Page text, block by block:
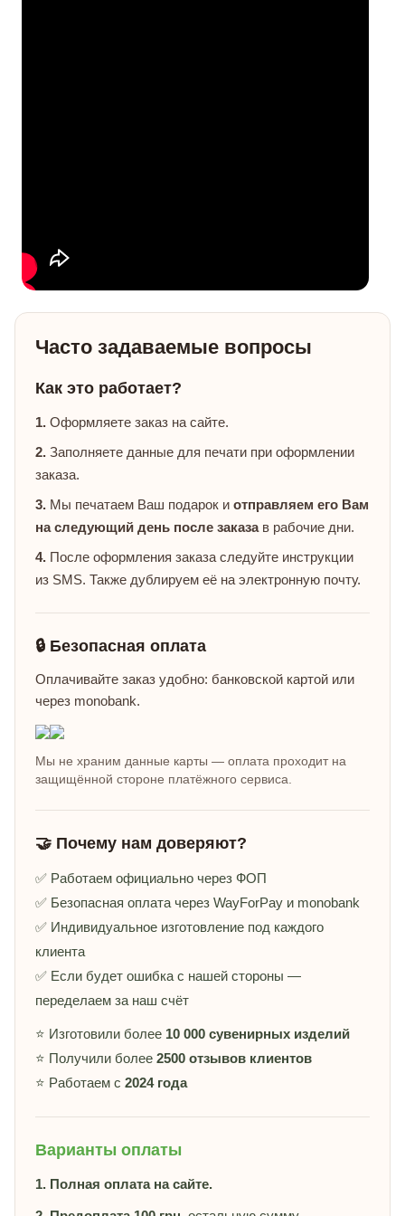
Часто задаваемые вопросы
Как это работает?
1. Оформляете заказ на сайте.
2. Заполняете данные для печати при оформлении
заказа.
3. Мы печатаем Ваш подарок и отправляем его Вам
на следующий день после заказав рабочие дни.
4. После оформления заказа следуйте инструкции
из SMS. Также дублируем её на электронную почту.
🔒 Безопасная оплата
Оплачивайте заказ удобно: банковской картой или
через monobank.
Мы не храним данные карты — оплата проходит на
защищённой стороне платёжного сервиса.
🤝 Почему нам доверяют?
✅ Работаем официально через ФОП
✅ Безопасная оплата через WayForPay и monobank
✅ Индивидуальное изготовление под каждого
клиента
✅ Если будет ошибка с нашей стороны —
переделаем за наш счёт
⭐ Изготовили более 10 000 сувенирных изделий
⭐ Получили более 2500 отзывов клиентов
⭐ Работаем с 2024 года
Варианты оплаты
1. Полная оплата на сайте.